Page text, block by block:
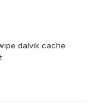
dalvik cache